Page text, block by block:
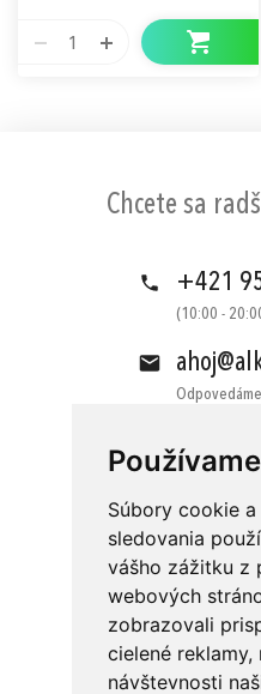
Súbory cookie
sledovania
vášho zážitku z
webových
zobrazovali
cielené reklamy,
návštevnosti
1
Chcete sa
+421
(10:00 -
Obchodné
Ochrana
Odstúpenie od